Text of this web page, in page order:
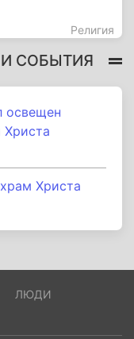
Религия
СОБЫТИЯ
освещен
Христа
ЛЮДИ